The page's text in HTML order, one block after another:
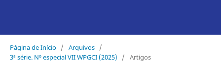
Página de Início / Arquivos /
3ª série. Nº especial VII WPGCI (2025)
/ Artigos